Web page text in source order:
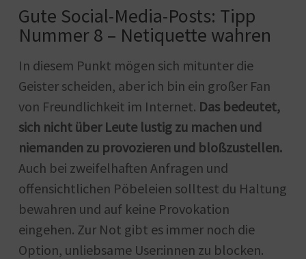
Gute Social-Media-Posts: Tipp
Nummer 8 – Netiquette wahren
In diesem Punkt mögen sich mitunter die
Geister scheiden, aber ich bin ein großer Fan
von Freundlichkeit im Internet. Das bedeutet,
sich nicht über Leute lustig zu machen und
niemanden zu provozieren und bloßzustellen.
Auch bei zweifelhaften Anfragen und
offensichtlichen Pöbeleien solltest du Haltung
bewahren und auf keine Provokation
eingehen. Zur Not gibt es immer noch die
Option, unliebsame User:innen zu blocken.